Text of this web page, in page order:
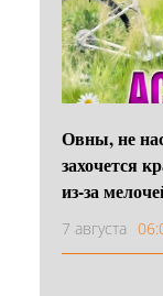
Овны, не
захочется
из-за
7 августа